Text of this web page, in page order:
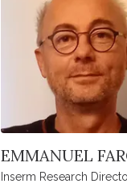
EMMANUEL
Inserm Research